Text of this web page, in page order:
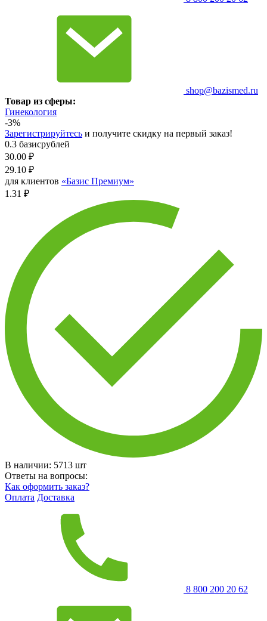
shop@bazismed.ru
Товар из сферы:
Гинекология
-3%
Зарегистрируйтесь и получите скидку на первый заказ!
0.3 базисрублей
30.00 ₽
29.10 ₽
для клиентов «Базис Премиум»
1.31 ₽
В наличии: 5713 шт
Ответы на вопросы:
Как оформить заказ?
Оплата Доставка
8 800 200 20 62